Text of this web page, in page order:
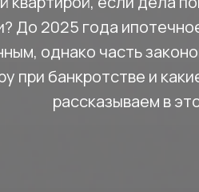
До 2025 года
однако часть
при банкротстве и
рассказываем в